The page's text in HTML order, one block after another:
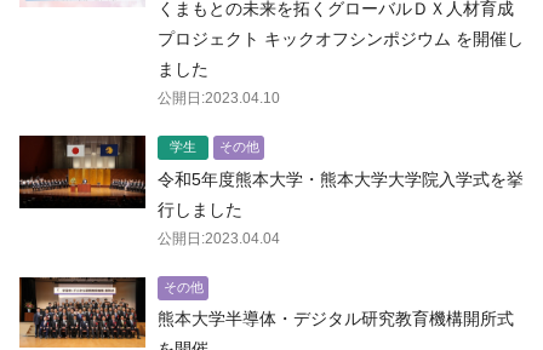
くまもとの未来を拓くグローバルＤＸ人材育成
プロジェクト キックオフシンポジウム を開催し
ました
公開日:2023.04.10
学生 その他
令和5年度熊本大学・熊本大学大学院入学式を挙
行しました
公開日:2023.04.04
その他
熊本大学半導体・デジタル研究教育機構開所式